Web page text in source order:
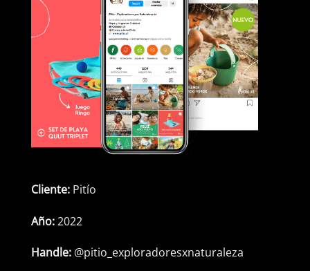
Cliente: Pitío
Año:2022
Handle: @pitio_exploradoresxnaturaleza